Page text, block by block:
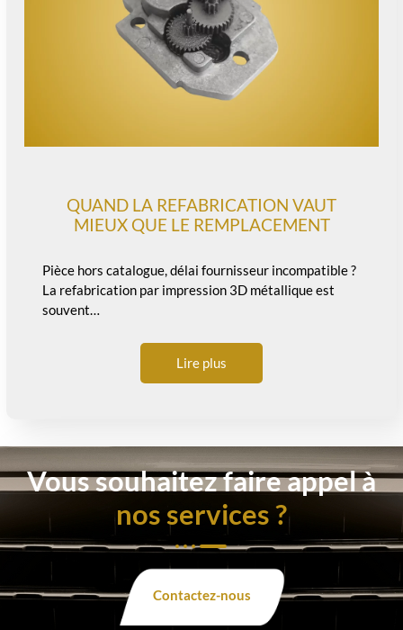
QUAND LA REFABRICATION VAUT
MIEUX QUE LE REMPLACEMENT
Pièce hors catalogue, délai fournisseur incompatible ?
La refabrication par impression 3D métallique est
souvent…
Lire plus
Vous souhaitez faire appel à
nos services ?
Contactez-nous